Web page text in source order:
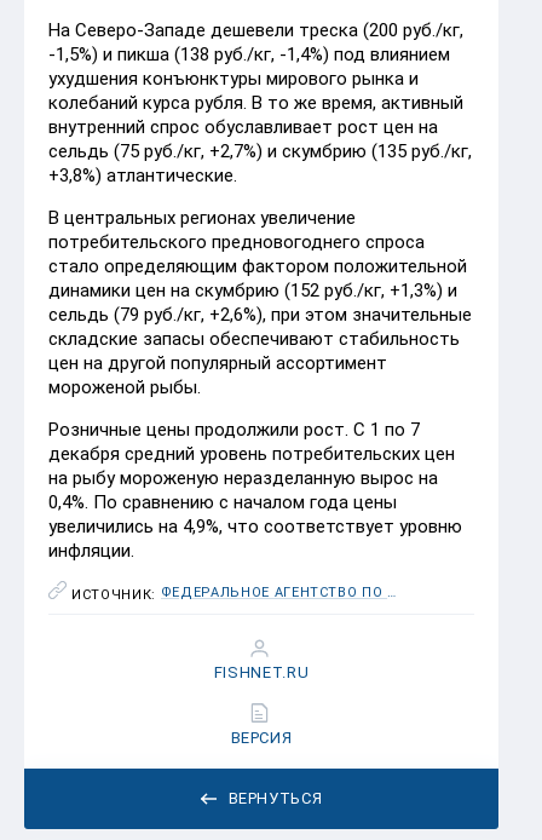
На Северо-Западе дешевели треска (200 руб./кг,
-1,5%) и пикша (138 руб./кг, -1,4%) под влиянием
ухудшения конъюнктуры мирового рынка и
колебаний курса рубля. В то же время, активный
внутренний спрос обуславливает рост цен на
сельдь (75 руб./кг, +2,7%) и скумбрию (135 руб./кг,
+3,8%) атлантические.
В центральных регионах увеличение
потребительского предновогоднего спроса
стало определяющим фактором положительной
динамики цен на скумбрию (152 руб./кг, +1,3%) и
сельдь (79 руб./кг, +2,6%), при этом значительные
складские запасы обеспечивают стабильность
цен на другой популярный ассортимент
мороженой рыбы.
Розничные цены продолжили рост. С 1 по 7
декабря средний уровень потребительских цен
на рыбу мороженую неразделанную вырос на
0,4%. По сравнению с началом года цены
увеличились на 4,9%, что соответствует уровню
инфляции.
ИСТОЧНИК: ФЕДЕРАЛЬНОЕ АГЕНТСТВО ПО РЫБОЛОВСТВУ (РОСРЫБОЛОВСТВО)
ВЕРНУТЬСЯ
FISHNET.RU
ВЕРСИЯ